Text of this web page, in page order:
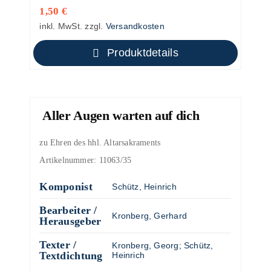
1,50 €
inkl. MwSt. zzgl. Versandkosten
Produktdetails
Aller Augen warten auf dich
zu Ehren des hhl. Altarsakraments
Artikelnummer: 11063/35
Komponist Schütz, Heinrich
Bearbeiter /
Herausgeber
Kronberg, Gerhard
Texter /
Textdichtung
Kronberg, Georg; Schütz,
Heinrich